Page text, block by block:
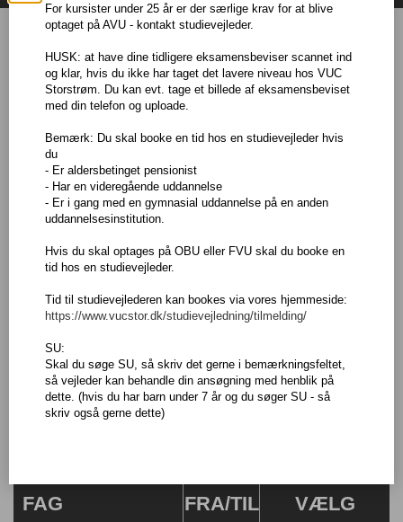
Holdundervisning
Fjernundervisning- særlige krav til PC
Afviklingsform
Afdeling
AVU
Holdundervisning
Nulstil søgningen
FAG FRA/TIL VÆLG
For kursister under 25 år er der særlige krav for at blive
optaget på AVU - kontakt studievejleder.
HUSK: at have dine tidligere eksamensbeviser scannet ind
og klar, hvis du ikke har taget det lavere niveau hos VUC
Storstrøm. Du kan evt. tage et billede af eksamensbeviset
med din telefon og uploade.
Bemærk: Du skal booke en tid hos en studievejleder hvis
du
- Er aldersbetinget pensionist
- Har en videregående uddannelse
- Er i gang med en gymnasial uddannelse på en anden
uddannelsesinstitution.
Hvis du skal optages på OBU eller FVU skal du booke en
tid hos en studievejleder.
Tid til studievejlederen kan bookes via vores hjemmeside:
https://www.vucstor.dk/studievejledning/tilmelding/
SU:
Skal du søge SU, så skriv det gerne i bemærkningsfeltet,
så vejleder kan behandle din ansøgning med henblik på
dette. (hvis du har barn under 7 år og du søger SU - så
skriv også gerne dette)